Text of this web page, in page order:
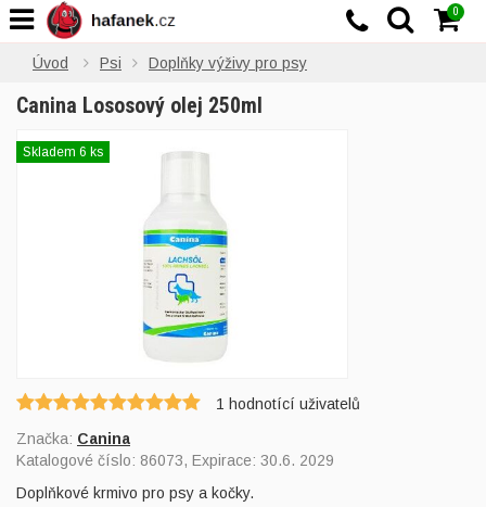
Úvod Psi Doplňky výživy pro psy
Canina Lososový olej 250ml
Skladem 6 ks
1 hodnotící uživatelů
Značka: Canina
Katalogové číslo: 86073, Expirace: 30.6. 2029
Doplňkové krmivo pro psy a kočky.
0